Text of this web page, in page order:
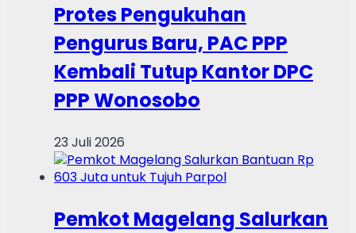
Protes Pengukuhan
Pengurus Baru, PAC PPP
Kembali Tutup Kantor DPC
PPP Wonosobo
23 Juli 2026
Pemkot Magelang Salurkan